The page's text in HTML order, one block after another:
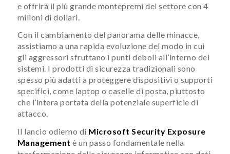
e offrirà il più grande montepremi del settore con 4
milioni di dollari.
Con il cambiamento del panorama delle minacce,
assistiamo a una rapida evoluzione del modo in cui
gli aggressori sfruttano i punti deboli all’interno dei
sistemi. I prodotti di sicurezza tradizionali sono
spesso più adatti a proteggere dispositivi o supporti
specifici, come laptop o caselle di posta, piuttosto
che l’intera portata della potenziale superficie di
attacco.
Il lancio odierno di Microsoft Security Exposure
Management è un passo fondamentale nella